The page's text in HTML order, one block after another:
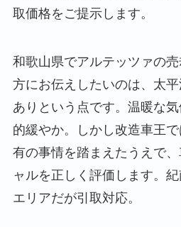
取価格をご提示します。
和歌山県でアルテッツァの
方にお伝えしたいのは、太
ありという点です。温暖な
的緩やか。しかし改造車王
有の事情を踏まえたうえで
ャルを正しく評価します。
エリアだが引取対応。